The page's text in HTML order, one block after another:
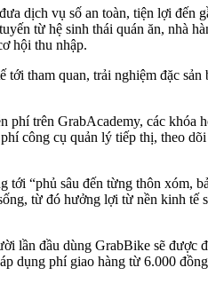
dịch vụ số an toàn, tiện lợi đến
từ hệ sinh thái quán ăn, nhà
hội thu nhập.
tham quan, trải nghiệm đặc sản
trên GrabAcademy, các khóa
công cụ quản lý tiếp thị, theo
“phủ sâu đến từng thôn xóm,
từ đó hưởng lợi từ nền kinh tế
lần đầu dùng GrabBike sẽ được
dụng phí giao hàng từ 6.000